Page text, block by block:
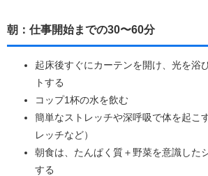
朝：仕事開始までの30〜60分
起床後すぐにカーテンを開け、光を浴
トする
コップ1杯の水を飲む
簡単なストレッチや深呼吸で体を起こ
レッチなど）
朝食は、たんぱく質＋野菜を意識した
する